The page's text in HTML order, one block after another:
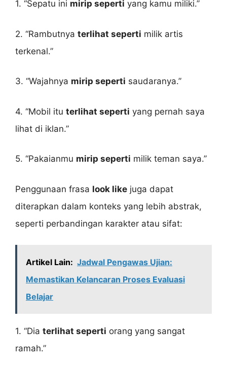
1. “Sepatu ini mirip seperti yang kamu miliki.”
2. “Rambutnya terlihat seperti milik artis
terkenal.”
3. “Wajahnya mirip seperti saudaranya.”
4. “Mobil itu terlihat seperti yang pernah saya
lihat di iklan.”
5. “Pakaianmu mirip seperti milik teman saya.”
Penggunaan frasa look like juga dapat
diterapkan dalam konteks yang lebih abstrak,
seperti perbandingan karakter atau sifat:
Artikel Lain: Jadwal Pengawas Ujian:
Memastikan Kelancaran Proses Evaluasi
Belajar
1. “Dia terlihat seperti orang yang sangat
ramah.”